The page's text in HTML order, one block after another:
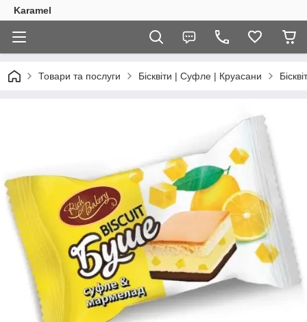
Karamel
Товари та послуги Бісквіти | Суфле | Круасани